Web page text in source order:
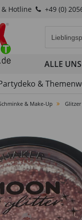
& Hotline +49 (0)
ALLE
&
& Make-Up